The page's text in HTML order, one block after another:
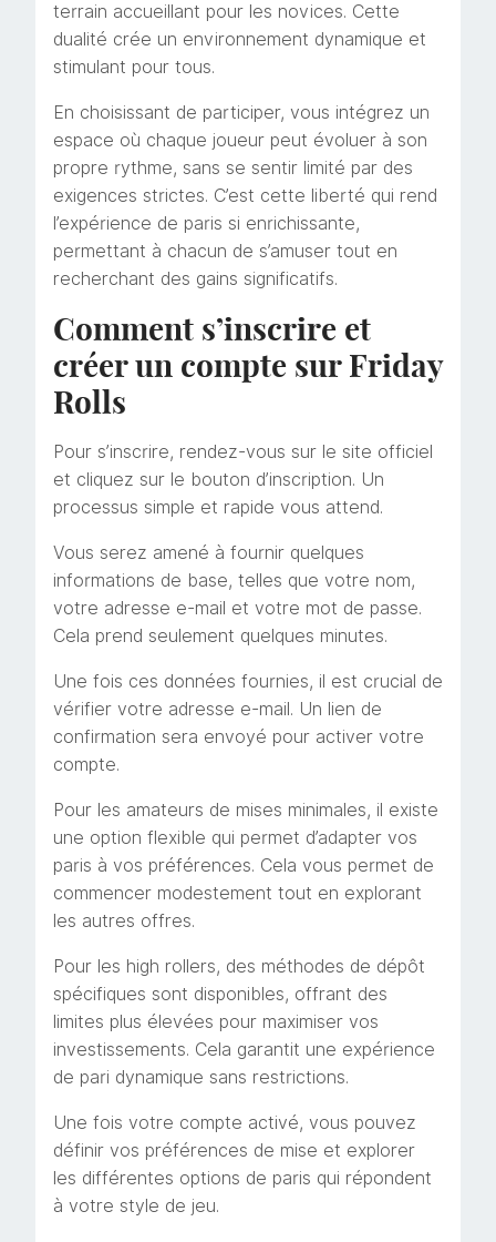
terrain accueillant pour les novices. Cette
dualité crée un environnement dynamique et
stimulant pour tous.
En choisissant de participer, vous intégrez un
espace où chaque joueur peut évoluer à son
propre rythme, sans se sentir limité par des
exigences strictes. C’est cette liberté qui rend
l’expérience de paris si enrichissante,
permettant à chacun de s’amuser tout en
recherchant des gains significatifs.
Comment s’inscrire et
créer un compte sur Friday
Rolls
Pour s’inscrire, rendez-vous sur le site officiel
et cliquez sur le bouton d’inscription. Un
processus simple et rapide vous attend.
Vous serez amené à fournir quelques
informations de base, telles que votre nom,
votre adresse e-mail et votre mot de passe.
Cela prend seulement quelques minutes.
Une fois ces données fournies, il est crucial de
vérifier votre adresse e-mail. Un lien de
confirmation sera envoyé pour activer votre
compte.
Pour les amateurs de mises minimales, il existe
une option flexible qui permet d’adapter vos
paris à vos préférences. Cela vous permet de
commencer modestement tout en explorant
les autres offres.
Pour les high rollers, des méthodes de dépôt
spécifiques sont disponibles, offrant des
limites plus élevées pour maximiser vos
investissements. Cela garantit une expérience
de pari dynamique sans restrictions.
Une fois votre compte activé, vous pouvez
définir vos préférences de mise et explorer
les différentes options de paris qui répondent
à votre style de jeu.